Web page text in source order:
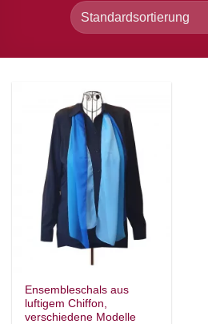
Ensembleschals aus
luftigem Chiffon,
verschiedene Modelle